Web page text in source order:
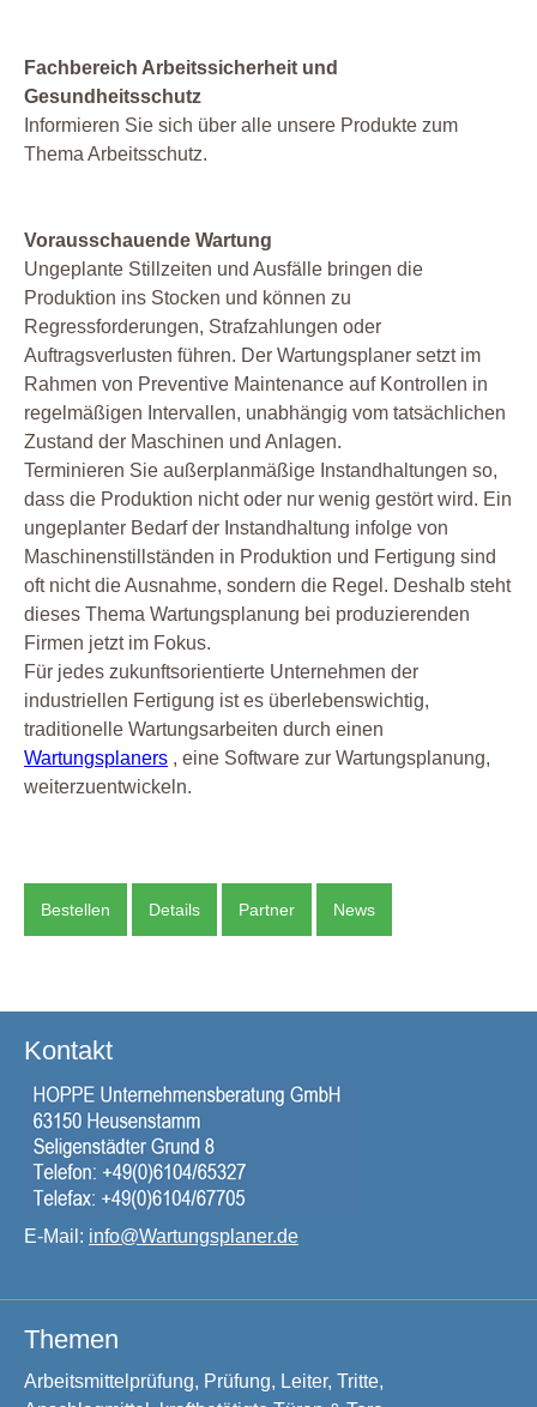
Fachbereich Arbeitssicherheit und
Gesundheitsschutz
Informieren Sie sich über alle unsere Produkte zum
Thema Arbeitsschutz.
Vorausschauende Wartung
Ungeplante Stillzeiten und Ausfälle bringen die
Produktion ins Stocken und können zu
Regressforderungen, Strafzahlungen oder
Auftragsverlusten führen. Der Wartungsplaner setzt im
Rahmen von Preventive Maintenance auf Kontrollen in
regelmäßigen Intervallen, unabhängig vom tatsächlichen
Zustand der Maschinen und Anlagen.
Terminieren Sie außerplanmäßige Instandhaltungen so,
dass die Produktion nicht oder nur wenig gestört wird. Ein
ungeplanter Bedarf der Instandhaltung infolge von
Maschinenstillständen in Produktion und Fertigung sind
oft nicht die Ausnahme, sondern die Regel. Deshalb steht
dieses Thema Wartungsplanung bei produzierenden
Firmen jetzt im Fokus.
Für jedes zukunftsorientierte Unternehmen der
industriellen Fertigung ist es überlebenswichtig,
traditionelle Wartungsarbeiten durch einen
Wartungsplaners , eine Software zur Wartungsplanung,
weiterzuentwickeln.
Bestellen Details Partner News
Kontakt
E-Mail: info@Wartungsplaner.de
Themen
Arbeitsmittelprüfung, Prüfung, Leiter, Tritte,